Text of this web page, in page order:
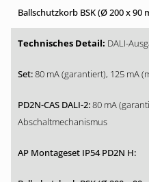
DALI-
80 mA (garantiert), 125 mA
80 mA
Abschaltmechanismus